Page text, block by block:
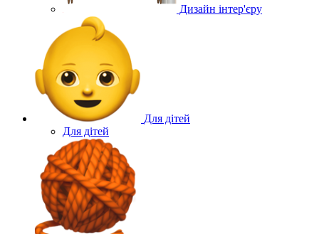
Дизайн інтер'єру
Для дітей
Для дітей